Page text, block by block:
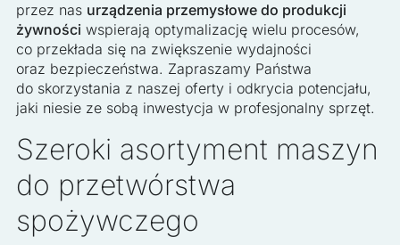
przez nas urządzenia przemysłowe do produkcji
żywności wspierają optymalizację wielu procesów,
co przekłada się na zwiększenie wydajności
oraz bezpieczeństwa. Zapraszamy Państwa
do skorzystania z naszej oferty i odkrycia potencjału,
jaki niesie ze sobą inwestycja w profesjonalny sprzęt.
Szeroki asortyment maszyn
do przetwórstwa
spożywczego